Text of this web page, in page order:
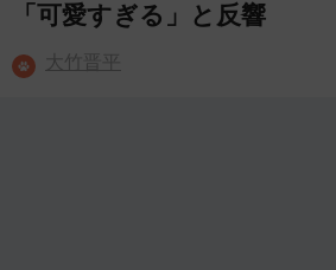
「可愛すぎる」と反響
大竹晋平